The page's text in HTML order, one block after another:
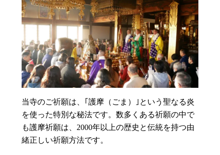
当寺のご祈願は、｢護摩（ごま）｣という聖なる炎
を使った特別な秘法です。数多くある祈願の中で
も護摩祈願は、2000年以上の歴史と伝統を持つ由
緒正しい祈願方法です。